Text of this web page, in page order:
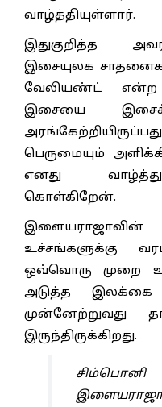
வாழ்த்தியுள்ளார்.
இதுகுறித்த
இசையுலக
வேலியண்ட் என்ற
இசையை
பெருமையும்
எனது
கொள்கிறேன்.
உச்சங்களுக்கு
ஒவ்வொரு முறை
அடுத்த இலக்கை
முன்னேற்றுவது
இருந்திருக்கிறது.